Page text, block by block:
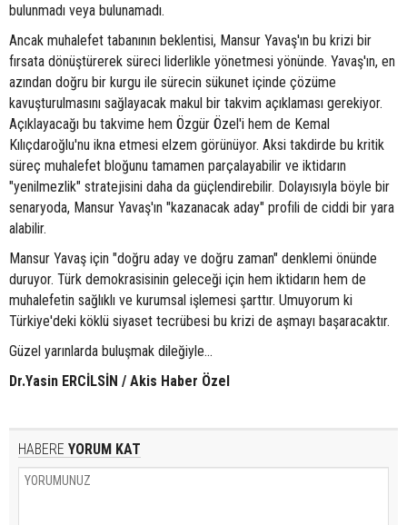
bulunmadı veya bulunamadı.
Ancak muhalefet tabanının beklentisi, Mansur Yavaş'ın bu krizi bir
fırsata dönüştürerek süreci liderlikle yönetmesi yönünde. Yavaş'ın, en
azından doğru bir kurgu ile sürecin sükunet içinde çözüme
kavuşturulmasını sağlayacak makul bir takvim açıklaması gerekiyor.
Açıklayacağı bu takvime hem Özgür Özel'i hem de Kemal
Kılıçdaroğlu'nu ikna etmesi elzem görünüyor. Aksi takdirde bu kritik
süreç muhalefet bloğunu tamamen parçalayabilir ve iktidarın
"yenilmezlik" stratejisini daha da güçlendirebilir. Dolayısıyla böyle bir
senaryoda, Mansur Yavaş'ın "kazanacak aday" profili de ciddi bir yara
alabilir.
Mansur Yavaş için "doğru aday ve doğru zaman" denklemi önünde
duruyor. Türk demokrasisinin geleceği için hem iktidarın hem de
muhalefetin sağlıklı ve kurumsal işlemesi şarttır. Umuyorum ki
Türkiye'deki köklü siyaset tecrübesi bu krizi de aşmayı başaracaktır.
Güzel yarınlarda buluşmak dileğiyle...
Dr.Yasin ERCİLSİN / Akis Haber Özel
HABERE YORUM KAT